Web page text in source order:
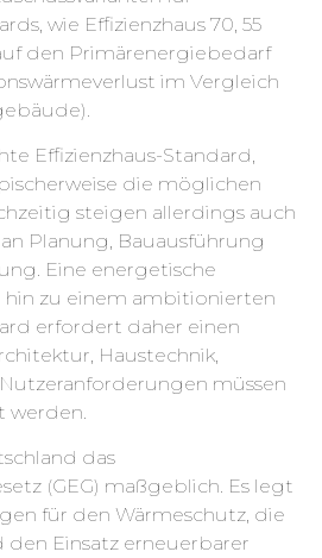
wie Effizienzhaus 70, 55
den Primärenergiebedarf
im Vergleich
Effizienzhaus-Standard,
die möglichen
steigen allerdings auch
Planung, Bauausführung
Eine energetische
zu einem ambitionierten
erfordert daher einen
Haustechnik,
müssen
werden.
das
(GEG) maßgeblich. Es legt
für den Wärmeschutz, die
Einsatz erneuerbarer